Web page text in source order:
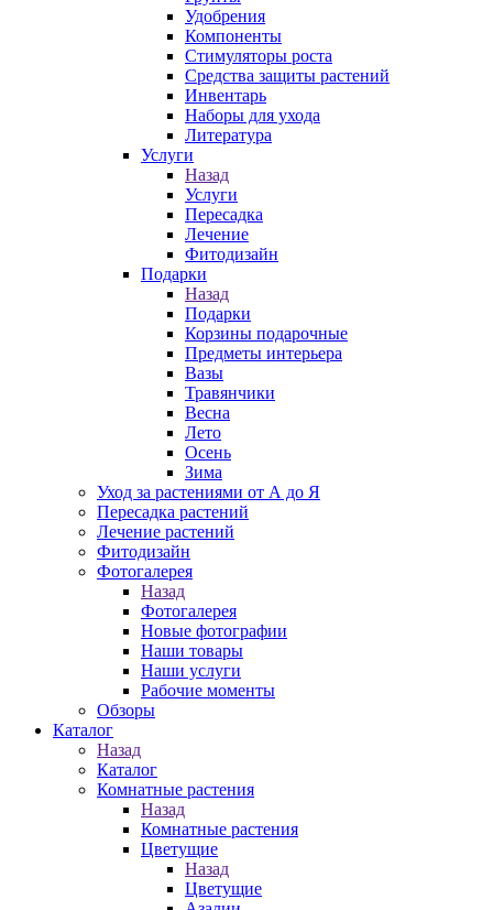
Удобрения
Компоненты
Стимуляторы роста
Средства защиты растений
Инвентарь
Наборы для ухода
Литература
Услуги
Назад
Услуги
Пересадка
Лечение
Фитодизайн
Подарки
Назад
Подарки
Корзины подарочные
Предметы интерьера
Вазы
Травянчики
Весна
Лето
Осень
Зима
Уход за растениями от А до Я
Пересадка растений
Лечение растений
Фитодизайн
Фотогалерея
Назад
Фотогалерея
Новые фотографии
Наши товары
Наши услуги
Рабочие моменты
Обзоры
Каталог
Назад
Каталог
Комнатные растения
Назад
Комнатные растения
Цветущие
Назад
Цветущие